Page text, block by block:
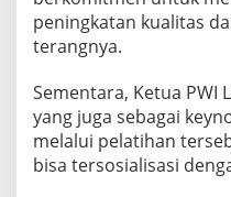
peningkatan kualitas
terangnya.
Sementara, Ketua PWI
yang juga sebagai
melalui pelatihan
bisa tersosialisasi